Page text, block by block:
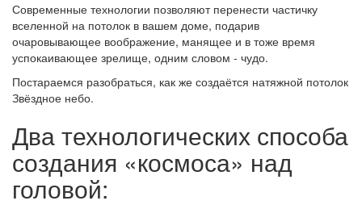
Современные технологии позволяют перенести частичку
вселенной на потолок в вашем доме, подарив
очаровывающее воображение, манящее и в тоже время
успокаивающее зрелище, одним словом - чудо.
Постараемся разобраться, как же создаётся натяжной потолок
Звёздное небо.
Два технологических способа
создания «космоса» над
головой: